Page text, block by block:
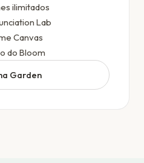
ilimitados
Lab
Canvas
do Bloom
Garden